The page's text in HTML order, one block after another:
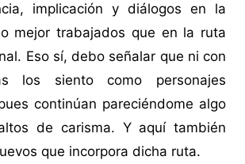
implicación y diálogos en la
mejor trabajados que en la ruta
Eso sí, debo señalar que ni con
los siento como personajes
continúan pareciéndome algo
de carisma. Y aquí también
que incorpora dicha ruta.